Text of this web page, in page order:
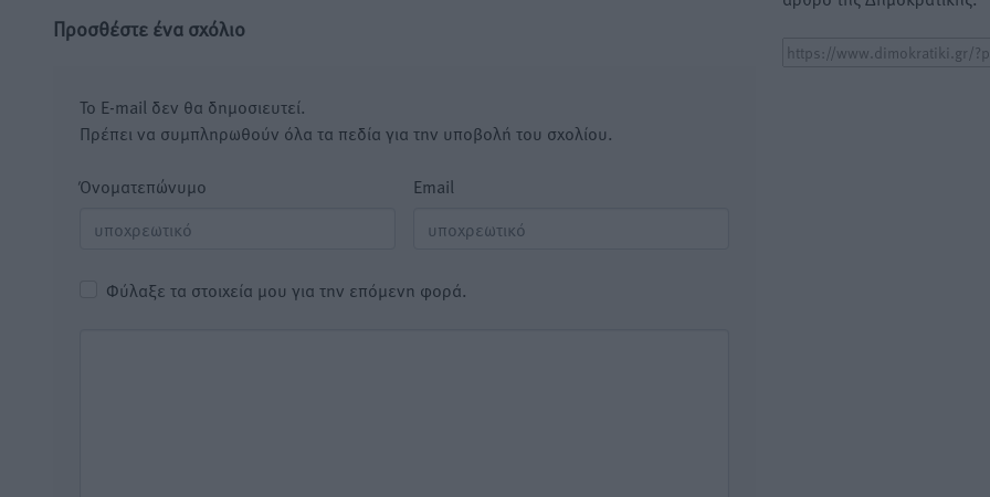
Προσθέστε ένα σχόλιο
Το E-mail δεν θα δημοσιευτεί.
Πρέπει να συμπληρωθούν όλα τα πεδία για την υποβολή του σχολίου.
Όνοματεπώνυμο Email
Φύλαξε τα στοιχεία μου για την επόμενη φορά.